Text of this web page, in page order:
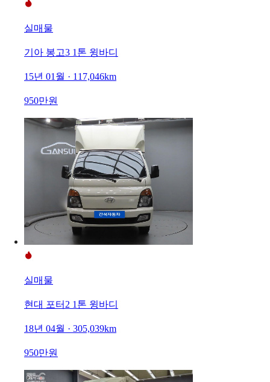
실매물
기아 봉고3 1톤 윙바디
15년 01월 · 117,046km
950만원
실매물
현대 포터2 1톤 윙바디
18년 04월 · 305,039km
950만원